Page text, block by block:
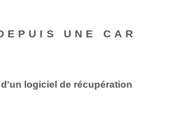
UNE CAR
logiciel de récupération